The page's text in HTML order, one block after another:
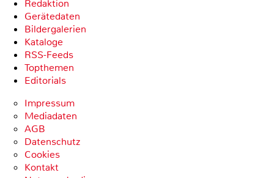
Redaktion
Gerätedaten
Bildergalerien
Kataloge
RSS-Feeds
Topthemen
Editorials
Impressum
Mediadaten
AGB
Datenschutz
Cookies
Kontakt